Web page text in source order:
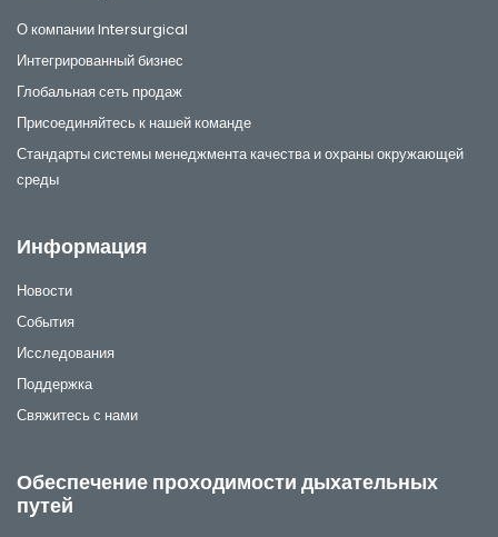
О компании Intersurgical
Интегрированный бизнес
Глобальная сеть продаж
Присоединяйтесь к нашей команде
Стандарты системы менеджмента качества и охраны окружающей
среды
Информация
Новости
События
Исследования
Поддержка
Свяжитесь с нами
Обеспечение проходимости дыхательных
путей